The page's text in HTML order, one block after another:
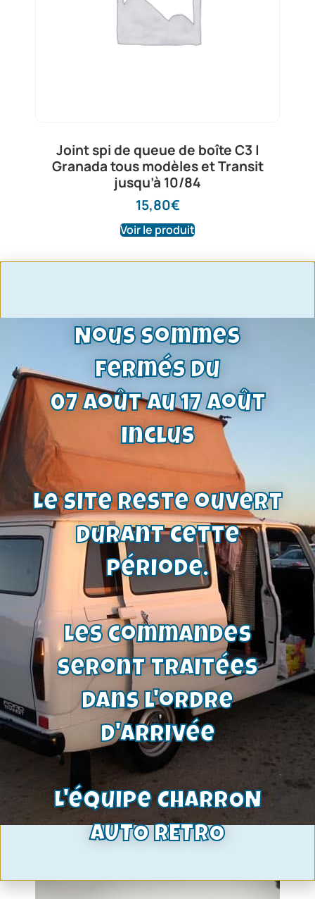
Joint spi de queue de boîte C3 |
Granada tous modèles et Transit
jusqu’à 10/84
15,80€
Voir le produit
Joint de carter de boite automatique
C4
12,00€
Voir le produit
Nous sommes
fermés du
07 août au 17 août
inclus
Le site reste ouvert
durant cette
période.
Les commandes
seront traitées
dans l'ordre
d'arrivée
L'équipe CHARRON
AUTO RETRO